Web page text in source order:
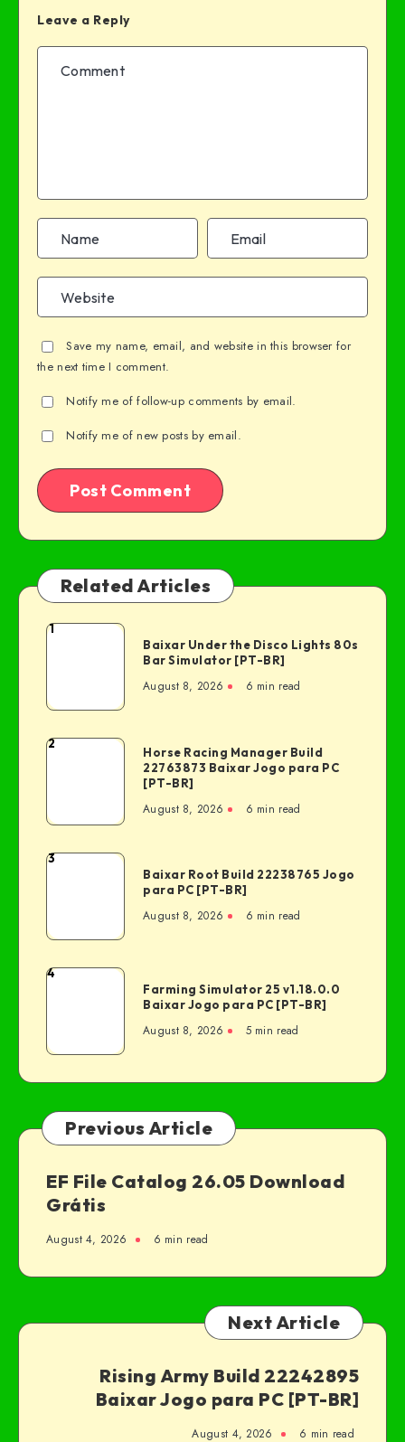
Leave a Reply
Save my name, email, and website in this browser for
the next time I comment.
Notify me of follow-up comments by email.
Notify me of new posts by email.
Related Articles
1
Baixar Under the Disco Lights 80s
Bar Simulator [PT-BR]
August 8, 2026 6 min read
2
Horse Racing Manager Build
22763873 Baixar Jogo para PC
[PT-BR]
August 8, 2026 6 min read
3
Baixar Root Build 22238765 Jogo
para PC [PT-BR]
August 8, 2026 6 min read
4
Farming Simulator 25 v1.18.0.0
Baixar Jogo para PC [PT-BR]
August 8, 2026 5 min read
Previous Article
EF File Catalog 26.05 Download
Grátis
August 4, 2026 6 min read
Next Article
Rising Army Build 22242895
Baixar Jogo para PC [PT-BR]
August 4, 2026 6 min read